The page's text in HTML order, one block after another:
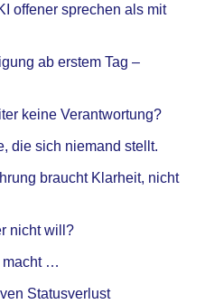
offener sprechen als mit
ab erstem Tag –
keine Verantwortung?
die sich niemand stellt.
braucht Klarheit, nicht
nicht will?
macht …
Statusverlust